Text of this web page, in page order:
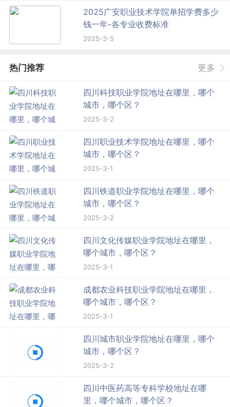
2025广安职业技术学院单招学费多少
钱一年-各专业收费标准
2025-3-5
热门推荐 更多
四川科技职业学院地址在哪里，哪个
城市，哪个区？
2025-3-2
四川职业技术学院地址在哪里，哪个
城市，哪个区？
2025-3-1
四川铁道职业学院地址在哪里，哪个
城市，哪个区？
2025-3-2
四川文化传媒职业学院地址在哪里，
哪个城市，哪个区？
2025-3-1
成都农业科技职业学院地址在哪里，
哪个城市，哪个区？
2025-3-1
四川城市职业学院地址在哪里，哪个
城市，哪个区？
2025-3-2
四川中医药高等专科学校地址在哪
里，哪个城市，哪个区？